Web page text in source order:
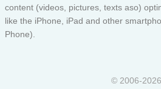
content (videos, pictures, texts aso)
like the iPhone, iPad and other
Phone).
© 2006-2026